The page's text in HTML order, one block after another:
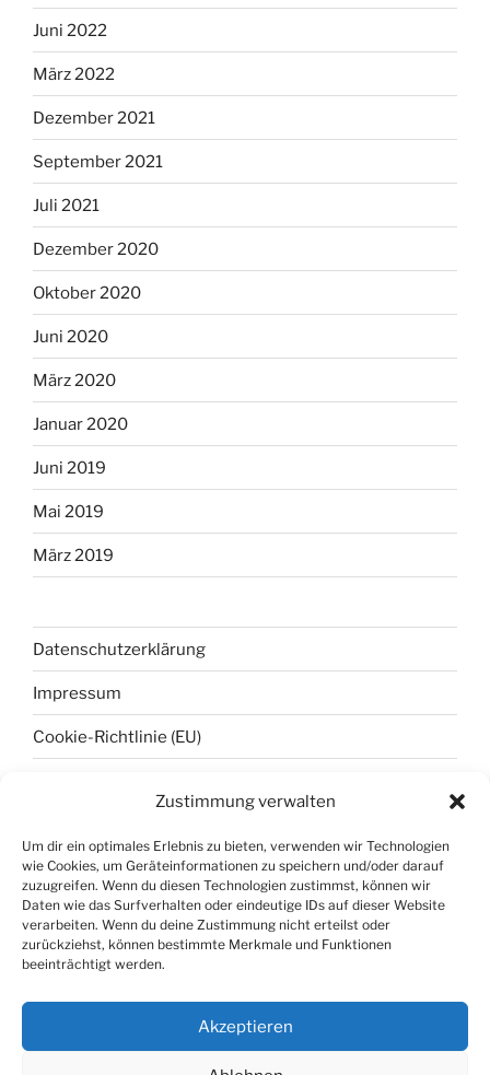
Zustimmung verwalten
Um dir ein optimales Erlebnis zu bieten, verwenden wir Technologien
wie Cookies, um Geräteinformationen zu speichern und/oder darauf
zuzugreifen. Wenn du diesen Technologien zustimmst, können wir
Daten wie das Surfverhalten oder eindeutige IDs auf dieser Website
verarbeiten. Wenn du deine Zustimmung nicht erteilst oder
zurückziehst, können bestimmte Merkmale und Funktionen
beeinträchtigt werden.
Akzeptieren
Juni 2022
März 2022
Dezember 2021
September 2021
Juli 2021
Dezember 2020
Oktober 2020
Juni 2020
März 2020
Januar 2020
Juni 2019
Mai 2019
März 2019
Datenschutzerklärung
Impressum
Cookie-Richtlinie (EU)
Anmelden
Eintrags-Feed
Kommentar-Feed
WordPress.org